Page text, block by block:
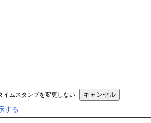
イムスタンプを変更しない
する